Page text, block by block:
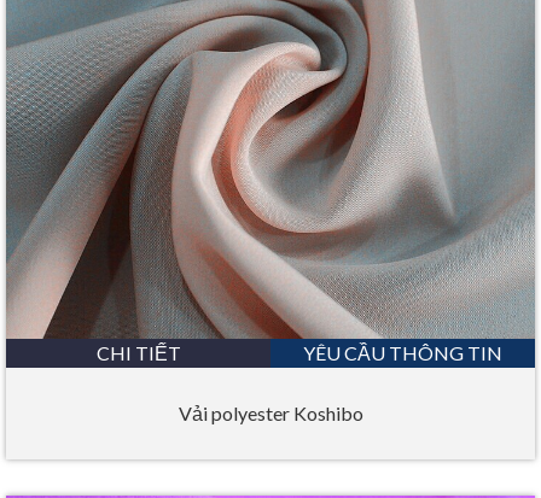
CHI TIẾT YÊU CẦU THÔNG TIN
Vải polyester Koshibo